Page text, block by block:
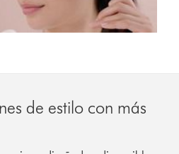
de estilo con más